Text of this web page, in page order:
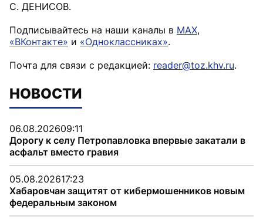
С. ДЕНИСОВ.
Подписывайтесь на наши каналы в MAX,
«ВКонтакте» и «Одноклассниках».
Почта для связи с редакцией: reader@toz.khv.ru.
НОВОСТИ
06.08.202609:11
Дорогу к селу Петропавловка впервые закатали в
асфальт вместо гравия
05.08.202617:23
Хабаровчан защитят от кибермошенников новым
федеральным законом